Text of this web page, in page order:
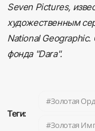
Seven Pictures,
художественным
National
фонда "Dara".
Теги:
Золотая
Золотая